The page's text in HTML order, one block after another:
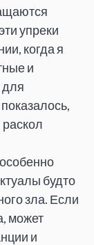
упреки
когда я
и
для
будто
зла. Если
может
и